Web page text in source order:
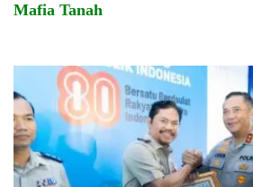
Mafia Tanah